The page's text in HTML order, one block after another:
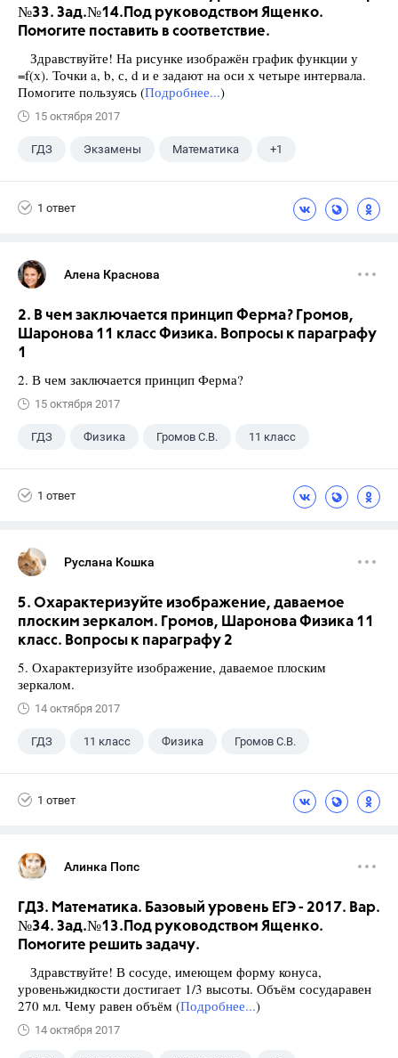
№33. Зад.№14.Под руководством Ященко.
Помогите поставить в соответствие.
Здравствуйте! На рисунке изображён график функции у
=f(х). Точки a, b, с, d и е задают на оси х четыре интервала.
Помогите пользуясь (Подробнее...)
15 октября 2017
ГДЗ Экзамены Математика +1
1 ответ
Алена Краснова
2. В чем заключается принцип Ферма? Громов,
Шаронова 11 класс Физика. Вопросы к параграфу
1
2. В чем заключается принцип Ферма?
15 октября 2017
ГДЗ Физика Громов С.В. 11 класс
1 ответ
Руслана Кошка
5. Охарактеризуйте изображение, даваемое
плоским зеркалом. Громов, Шаронова Физика 11
класс. Вопросы к параграфу 2
5. Охарактеризуйте изображение, даваемое плоским
зеркалом.
14 октября 2017
ГДЗ 11 класс Физика Громов С.В.
1 ответ
Алинка Попс
ГДЗ. Математика. Базовый уровень ЕГЭ - 2017. Вар.
№34. Зад.№13.Под руководством Ященко.
Помогите решить задачу.
Здравствуйте! В сосуде, имеющем форму конуса,
уровеньжидкости достигает 1/3 высоты. Объём сосударавен
270 мл. Чему равен объём (Подробнее...)
14 октября 2017